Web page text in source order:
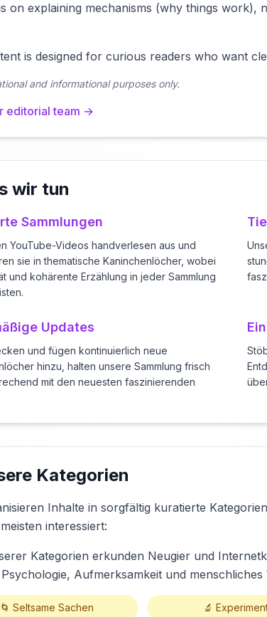
on explaining mechanisms (why things work),
is designed for curious readers who want
and informational purposes only.
editorial team →
wir tun
Sammlungen
YouTube-Videos handverlesen aus und
sie in thematische Kaninchenlöcher, wobei
und kohärente Erzählung in jeder Sammlung
Updates
und fügen kontinuierlich neue
hinzu, halten unsere Sammlung frisch
mit den neuesten faszinierenden
Kategorien
Inhalte in sorgfältig kuratierte
interessiert:
Kategorien erkunden Neugier und
Aufmerksamkeit und menschliches
🌀 Seltsame Sachen 🔬